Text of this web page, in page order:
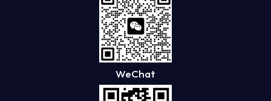
WeChat